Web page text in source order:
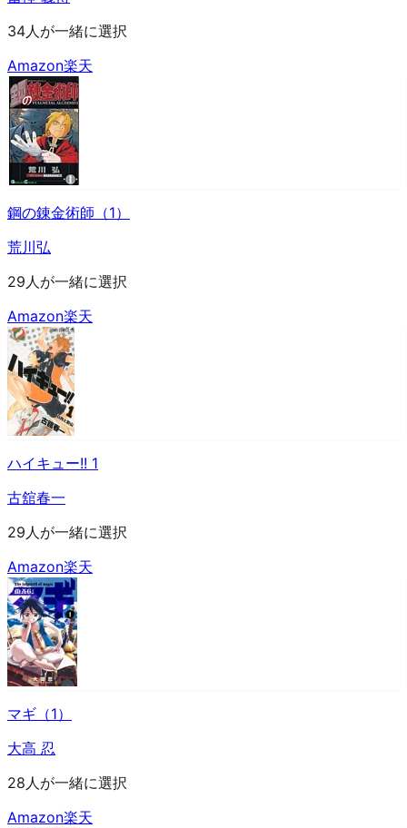
34人が一緒に選択
Amazon楽天
鋼の錬金術師（1）
荒川弘
29人が一緒に選択
Amazon楽天
ハイキュー!! 1
古舘春一
29人が一緒に選択
Amazon楽天
マギ（1）
大高 忍
28人が一緒に選択
Amazon楽天